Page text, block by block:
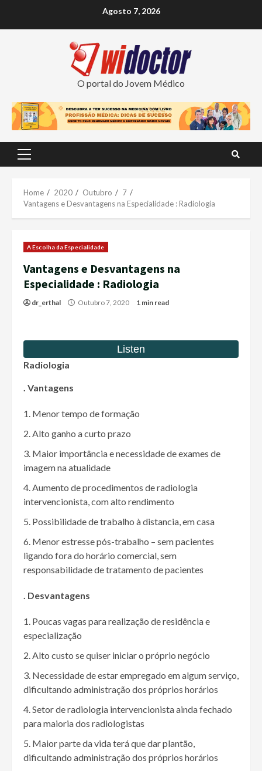
Agosto 7, 2026
O portal do Jovem Médico
Primary
Home 2020 Outubro
7
Vantagens e Desvantagens na Especialidade : Radiologia
A Escolha da Especialidade
Vantagens e Desvantagens na
Especialidade : Radiologia
dr_erthal Outubro 7, 2020 1 min read
Radiologia
. Vantagens
Menor tempo de formação
Alto ganho a curto prazo
Maior importância e necessidade de exames de
imagem na atualidade
Aumento de procedimentos de radiologia
intervencionista, com alto rendimento
Possibilidade de trabalho à distancia, em casa
Menor estresse pós-trabalho – sem pacientes
ligando fora do horário comercial, sem
responsabilidade de tratamento de pacientes
. Desvantagens
Poucas vagas para realização de residência e
especialização
Alto custo se quiser iniciar o próprio negócio
Necessidade de estar empregado em algum serviço,
dificultando administração dos próprios horários
Setor de radiologia intervencionista ainda fechado
para maioria dos radiologistas
Maior parte da vida terá que dar plantão,
dificultando administração dos próprios horários